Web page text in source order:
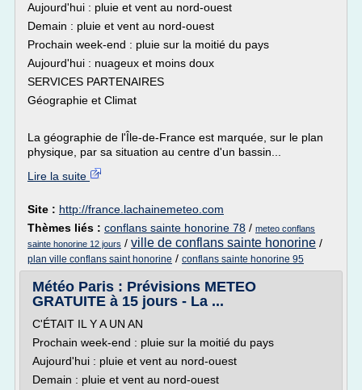
Aujourd'hui : pluie et vent au nord-ouest
Demain : pluie et vent au nord-ouest
Prochain week-end : pluie sur la moitié du pays
Aujourd'hui : nuageux et moins doux
SERVICES PARTENAIRES
Géographie et Climat
La géographie de l'Île-de-France est marquée, sur le plan
physique, par sa situation au centre d'un bassin...
Lire la suite
Site : http://france.lachainemeteo.com
Thèmes liés : conflans sainte honorine 78 / meteo conflans
sainte honorine 12 jours / ville de conflans sainte honorine /
plan ville conflans saint honorine / conflans sainte honorine 95
Météo Paris : Prévisions METEO
GRATUITE à 15 jours - La ...
C'ÉTAIT IL Y A UN AN
Prochain week-end : pluie sur la moitié du pays
Aujourd'hui : pluie et vent au nord-ouest
Demain : pluie et vent au nord-ouest